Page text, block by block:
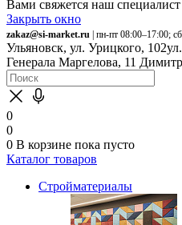
Вами свяжется наш специалист
Закрыть окно
zakaz@si-market.ru | пн-пт 08:00–17:00;
Ульяновск, ул. Урицкого, 102
Генерала Маргелова, 11
0
0
0 В корзине пока пусто
Каталог товаров
Стройматериалы